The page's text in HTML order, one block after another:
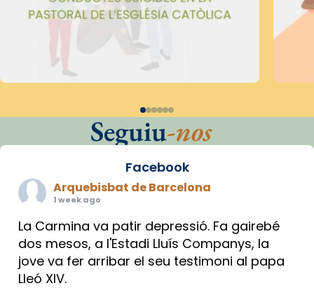
Seguiu-nos
Facebook
Arquebisbat de Barcelona
1 week ago
La Carmina va patir depressió. Fa gairebé
dos mesos, a l'Estadi Lluís Companys, la
jove va fer arribar el seu testimoni al papa
Lleó XIV.